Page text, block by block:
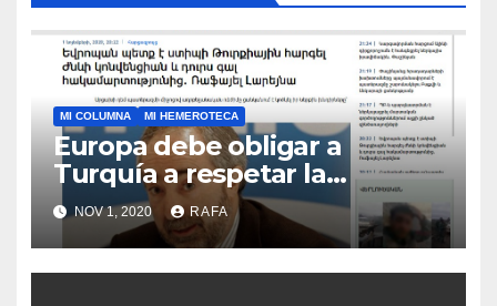
MI COLUMNA MI HEMEROTECA
Europa debe obligar a
Turquí­a a respetar la
Convención de la ONU y
retirarse del conflicto.
NOV 1, 2020 RAFA